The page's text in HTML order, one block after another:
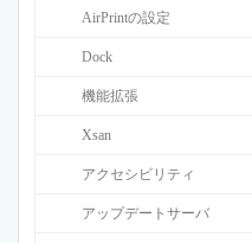
AirPrintの設定
Dock
機能拡張
Xsan
アクセシビリティ
アップデートサーバ